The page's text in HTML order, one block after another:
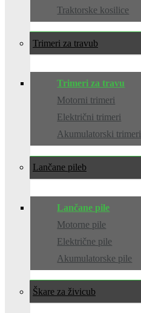
Traktorske kosilice
Trimeri za travu
Trimeri za travu
Motorni trimeri
Električni trimeri
Akumulatorski trimeri
Lančane pile
Lančane pile
Motorne pile
Električne pile
Akumulatorske pile
Škare za živicu